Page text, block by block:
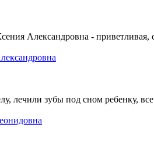
Александровна -
лечили зубы под сном ребенку,